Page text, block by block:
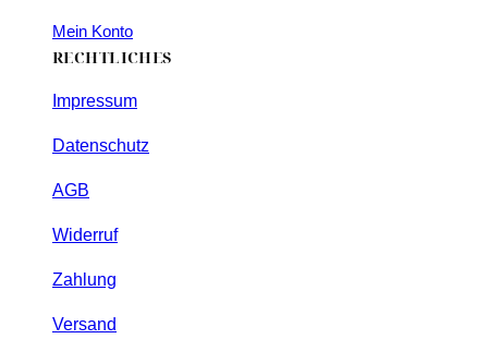
Mein Konto
RECHTLICHES
Impressum
Datenschutz
AGB
Widerruf
Zahlung
Versand